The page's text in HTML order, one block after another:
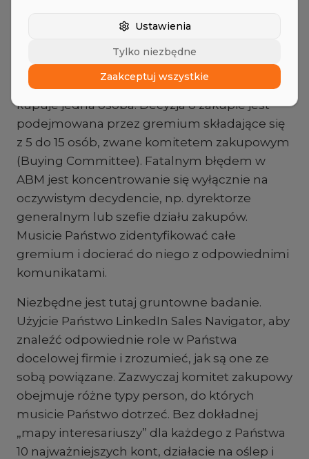
W sprzedaży B2B, zwłaszcza w przemyśle
maszynowym i produkcyjnym, nigdy nie
kupuje jedna osoba. Decyzja o zakupie jest
podejmowana przez gremium składające się
z 5 do 15 osób, zwane komitetem zakupowym
(Buying Committee). Fatalnym błędem w
ABM jest koncentrowanie się wyłącznie na
oczywistym decydencie, np. dyrektorze
generalnym lub szefie działu zakupów.
Musicie Państwo zidentyfikować całe
gremium i docierać do niego z odpowiednimi
komunikatami.
Niezbędne jest tutaj gruntowne badanie.
Użyjcie Państwo LinkedIn Sales Navigator, aby
znaleźć odpowiednie role w Państwa
docelowej firmie i zrozumieć, jak są one ze
sobą powiązane. Zazwyczaj komitet zakupowy
obejmuje różne typy person, do których
musicie Państwo dotrzeć. Bez dokładnej
„mapy interesariuszy” dla każdego z Państwa
10 najważniejszych kont, działacie na oślep i
Ustawienia
Tylko niezbędne
Zaakceptuj wszystkie